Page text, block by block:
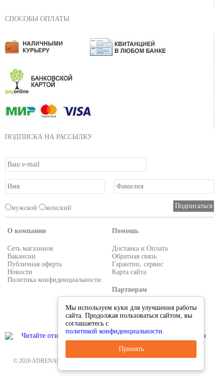
СПОСОБЫ ОПЛАТЫ
ПОДПИСКА НА РАССЫЛКУ
мужской женский
О компании
Сеть магазинов
Вакансии
Публичная оферта
Новости
Политика конфиденциальности
Помощь
Доставка и Оплата
Обратная связь
Гарантии, сервис
Карта сайта
Партнерам
Условия работы
Реквизиты
© 2026 ADRENALIN.RU-интернет магазин. Все для туризма и рыбалки. Тел.:
Мы используем куки для улучшения работы
сайта. Продолжая пользоваться сайтом, вы
соглашаетесь с
политикой конфиденциальности.
Принять